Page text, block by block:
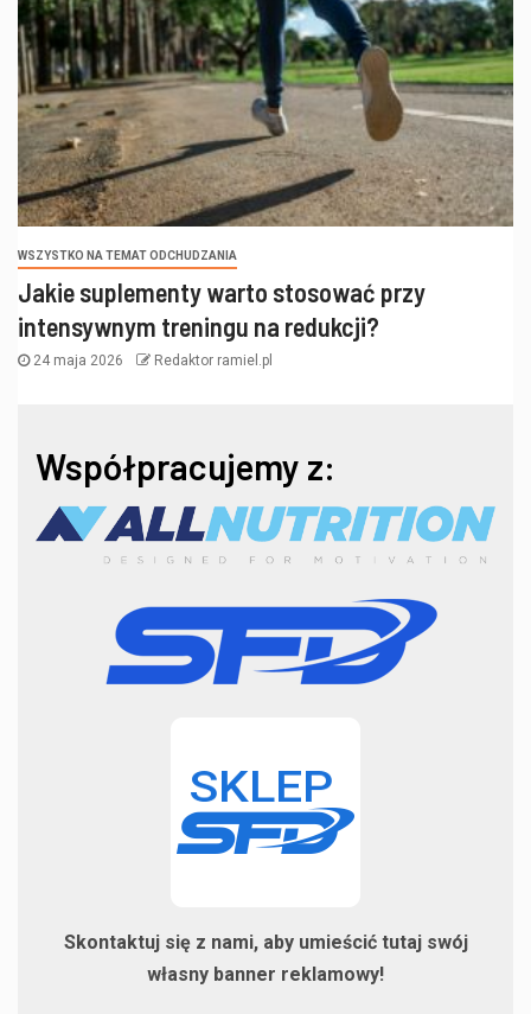
WSZYSTKO NA TEMAT ODCHUDZANIA
Jakie suplementy warto stosować przy
intensywnym treningu na redukcji?
24 maja 2026 Redaktor ramiel.pl
Współpracujemy z:
Skontaktuj się z nami, aby umieścić tutaj swój
własny banner reklamowy!